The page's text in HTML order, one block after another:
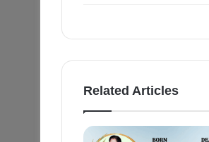
Related Articles